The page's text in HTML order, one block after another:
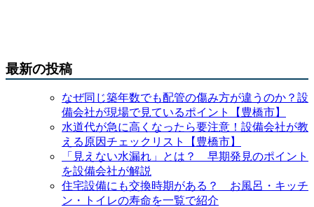
最新の投稿
なぜ同じ築年数でも配管の傷み方が違うのか？設
備会社が現場で見ているポイント【豊橋市】
水道代が急に高くなったら要注意！設備会社が教
える原因チェックリスト【豊橋市】
「見えない水漏れ」とは？ 早期発見のポイント
を設備会社が解説
住宅設備にも交換時期がある？ お風呂・キッチ
ン・トイレの寿命を一覧で紹介